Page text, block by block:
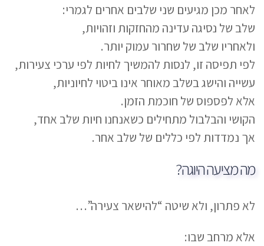
לאחר מכן מגיעים שני שלבים אחרים לגמרי:
שלב של נסיגה עדינה מהחזקות וזהויות,
ולאחריו שלב של שחרור עמוק יותר.
לפי תפיסה זו, לנסות להמשיך לחיות לפי ערכי צעירות,
עשייה והישג בשלב מאוחר אינו ביטוי לחיוניות,
אלא לפספוס של חוכמת הזמן.
הקושי והבלבול מתחילים כשאנחנו חיות שלב אחד,
אך נמדדות לפי כללים של שלב אחר.
מה מציעה היוגה?
לא פתרון, ולא שיטה “להישאר צעירה”…
אלא מרחב שבו: